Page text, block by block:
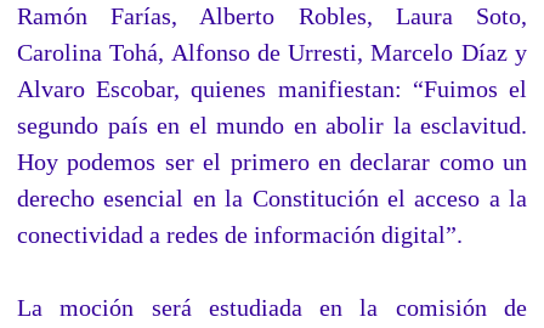
Ramón Farías, Alberto Robles, Laura Soto,
Carolina Tohá, Alfonso de Urresti, Marcelo Díaz y
Alvaro Escobar, quienes manifiestan: “Fuimos el
segundo país en el mundo en abolir la esclavitud.
Hoy podemos ser el primero en declarar como un
derecho esencial en la Constitución el acceso a la
conectividad a redes de información digital”.
La moción será estudiada en la comisión de